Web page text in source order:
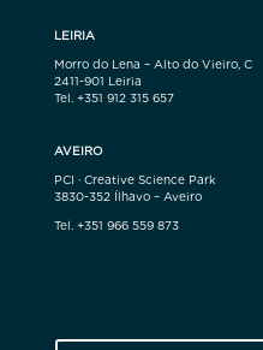
LEIRIA
Morro do Lena – Alto do Vieiro, C
2411-901 Leiria
Tel. +351 912 315 657
AVEIRO
PCI · Creative Science Park
3830-352 Ílhavo – Aveiro
Tel. +351 966 559 873